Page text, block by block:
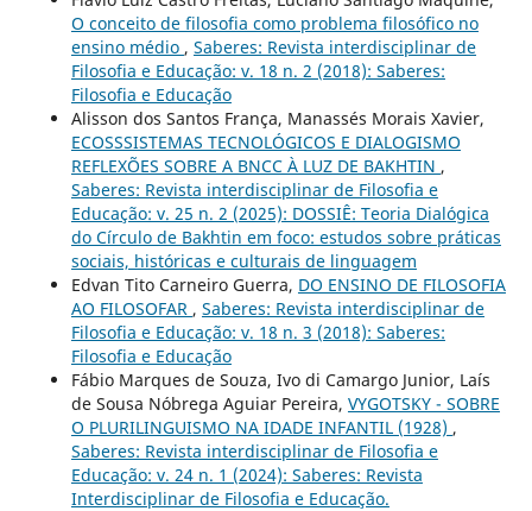
O conceito de filosofia como problema filosófico no
ensino médio , Saberes: Revista interdisciplinar de
Filosofia e Educação: v. 18 n. 2 (2018): Saberes:
Filosofia e Educação
Alisson dos Santos França, Manassés Morais Xavier,
ECOSSSISTEMAS TECNOLÓGICOS E DIALOGISMO
REFLEXÕES SOBRE A BNCC À LUZ DE BAKHTIN ,
Saberes: Revista interdisciplinar de Filosofia e
Educação: v. 25 n. 2 (2025): DOSSIÊ: Teoria Dialógica
do Círculo de Bakhtin em foco: estudos sobre práticas
sociais, históricas e culturais de linguagem
Edvan Tito Carneiro Guerra, DO ENSINO DE FILOSOFIA
AO FILOSOFAR , Saberes: Revista interdisciplinar de
Filosofia e Educação: v. 18 n. 3 (2018): Saberes:
Filosofia e Educação
Fábio Marques de Souza, Ivo di Camargo Junior, Laís
de Sousa Nóbrega Aguiar Pereira, VYGOTSKY - SOBRE
O PLURILINGUISMO NA IDADE INFANTIL (1928) ,
Saberes: Revista interdisciplinar de Filosofia e
Educação: v. 24 n. 1 (2024): Saberes: Revista
Interdisciplinar de Filosofia e Educação.